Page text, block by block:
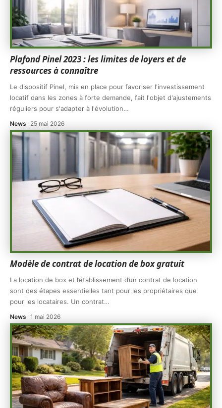
Plafond Pinel 2023 : les limites de loyers et de
ressources à connaître
Le dispositif Pinel, mis en place pour favoriser l'investissement
locatif dans les zones à forte demande, fait l'objet d'ajustements
réguliers pour s'adapter à l'évolution…
News 25 mai 2026
Modèle de contrat de location de box gratuit
La location de box et l’établissement d’un contrat de location
sont des étapes essentielles tant pour les propriétaires que
pour les locataires. Un contrat…
News 1 mai 2026